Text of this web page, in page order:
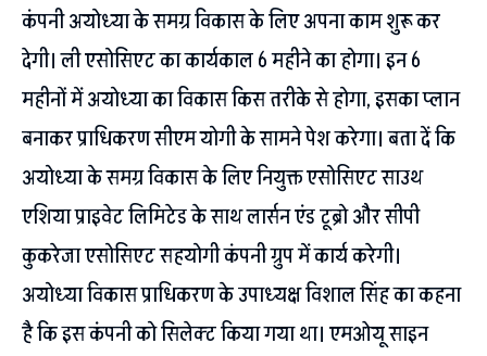
कंपनी अयोध्या के समग्र विकास के लिए अपना काम शुरू कर
देगी। ली एसोसिएट का कार्यकाल 6 महीने का होगा। इन 6
महीनों में अयोध्या का विकास किस तरीके से होगा, इसका प्लान
बनाकर प्राधिकरण सीएम योगी के सामने पेश करेगा। बता दें कि
अयोध्या के समग्र विकास के लिए नियुक्त एसोसिएट साउथ
एशिया प्राइवेट लिमिटेड के साथ लार्सन एंड टूब्रो और सीपी
कुकरेजा एसोसिएट सहयोगी कंपनी ग्रुप में कार्य करेगी।
अयोध्या विकास प्राधिकरण के उपाध्यक्ष विशाल सिंह का कहना
है कि इस कंपनी को सिलेक्ट किया गया था। एमओयू साइन